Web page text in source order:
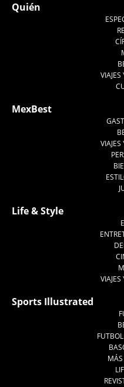
Quién
MexBest
Life & Style
Sports Illustrated
MÁS